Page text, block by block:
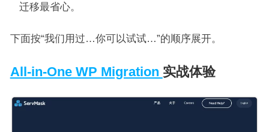
迁移最省心。
下面按“我们用过…你可以试试…”的顺序展开。
All-in-One WP Migration 实战体验